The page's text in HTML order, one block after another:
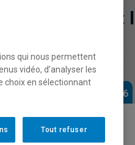
local :
Horaire - Automne 2026
qui nous permettent
vidéo, d’analyser les
choix en sélectionnant
Tout refuser